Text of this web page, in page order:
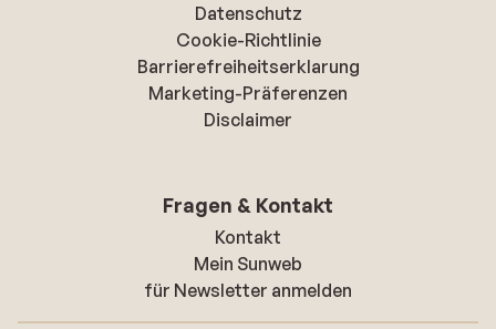
Datenschutz
Cookie-Richtlinie
Barrierefreiheitserklarung
Marketing-Präferenzen
Disclaimer
Fragen & Kontakt
Kontakt
Mein Sunweb
für Newsletter anmelden